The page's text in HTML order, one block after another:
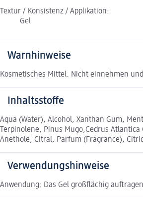
Textur / Konsistenz / Applikation:
Gel
Warnhinweise
Kosmetisches Mittel. Nicht einnehmen
Inhaltsstoffe
Aqua (Water), Alcohol, Xanthan Gum,
Terpinolene, Pinus Mugo,Cedrus
Anethole, Citral, Parfum (Fragrance),
Verwendungshinweise
Anwendung: Das Gel großflächig